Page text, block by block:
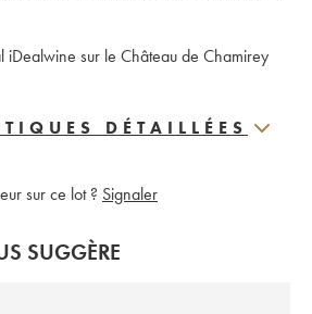
iDealwine sur le Château de Chamirey
DÉTAILLÉES
sur ce lot ? Signaler
SUGGÈRE